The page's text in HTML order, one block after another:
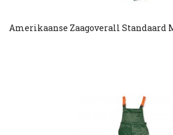
Amerikaanse Zaagoverall Standaard